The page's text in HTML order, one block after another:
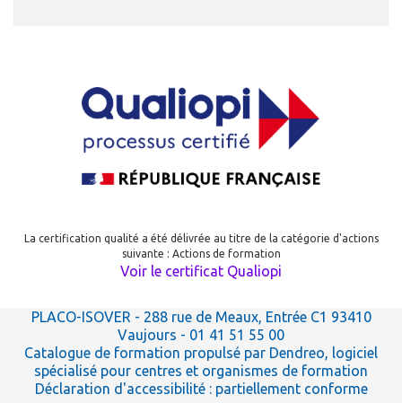
La certification qualité a été délivrée au titre de la catégorie d'actions
suivante : Actions de formation
Voir le certificat Qualiopi
PLACO-ISOVER - 288 rue de Meaux, Entrée C1 93410
Vaujours - 01 41 51 55 00
Catalogue de formation propulsé par Dendreo, logiciel
spécialisé pour centres et organismes de formation
Déclaration d'accessibilité : partiellement conforme